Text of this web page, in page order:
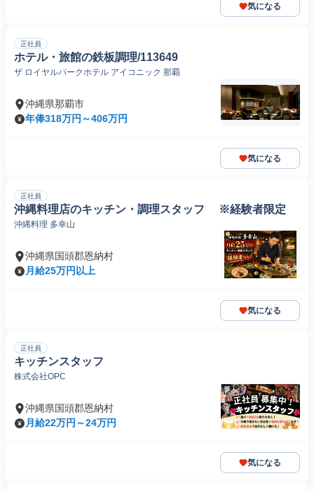
気になる
正社員
ホテル・旅館の鉄板調理/113649
ザ ロイヤルパークホテル アイコニック 那覇
沖縄県那覇市
年俸318万円～406万円
気になる
正社員
沖縄料理店のキッチン・調理スタッフ ※経験者限定
沖縄料理 多幸山
沖縄県国頭郡恩納村
月給25万円以上
気になる
正社員
キッチンスタッフ
株式会社OPC
沖縄県国頭郡恩納村
月給22万円～24万円
気になる